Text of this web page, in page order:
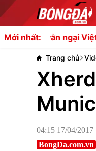
Mới nhất:
Việt Nam
Trang chủ
04:15 17/04/2017
BongDa.com.vn